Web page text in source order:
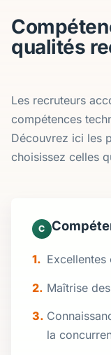
qualités
Les recruteurs
compétences
Découvrez ici les
choisissez celles
C
Maîtrise
la